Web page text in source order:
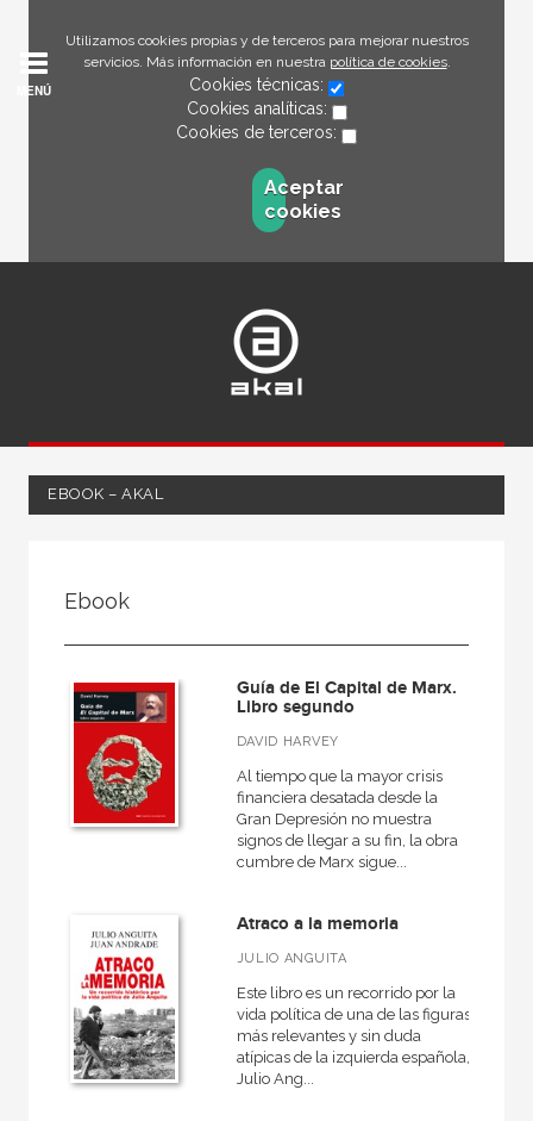
Utilizamos cookies propias y de terceros para mejorar nuestros
servicios. Más información en nuestra política de cookies.
Cookies técnicas:
Cookies analíticas:
Cookies de terceros:
Aceptar
cookies
MENÚ
EBOOK – AKAL
Ciencias humanas y sociales
Política
MATERIAS
Historia de las ideas políticas
NUESTRAS COLECCIONES
50 Aniversario
A fondo
Ágora / Teoría
Ebook
Guía de El Capital de Marx.
Libro segundo
DAVID HARVEY
Al tiempo que la mayor crisis
financiera desatada desde la
Gran Depresión no muestra
signos de llegar a su fin, la obra
cumbre de Marx sigue...
Atraco a la memoria
JULIO ANGUITA
Este libro es un recorrido por la
vida política de una de las figuras
más relevantes y sin duda
atípicas de la izquierda española,
Julio Ang...